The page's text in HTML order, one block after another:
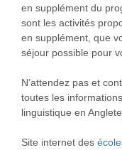
en supplément du
sont les activités
en supplément, que
séjour possible pour
N’attendez pas et
toutes les
linguistique en
Site internet des